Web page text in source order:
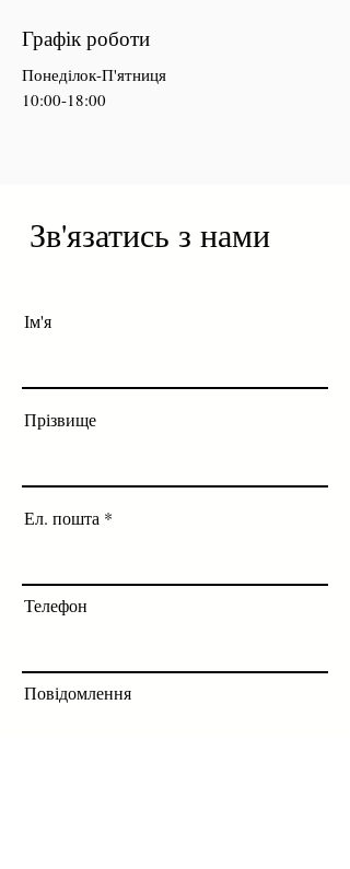
Графік роботи
Понеділок-П'ятниця
10:00-18:00
Зв'язатись з нами
Ім'я
Прізвище
Ел. пошта
Телефон
Повідомлення